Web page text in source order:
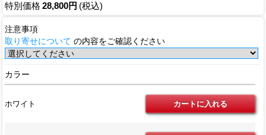
特別価格 28,800円 (税込)
注意事項
取り寄せについて の内容をご確認ください
カラー
ホワイト